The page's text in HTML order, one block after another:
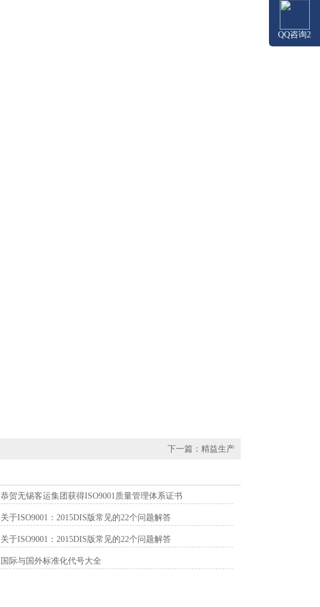
下一篇： 精益生产
恭贺无锡客运集团获得ISO9001质量管理体系证书
关于ISO9001：2015DIS版常见的22个问题解答
关于ISO9001：2015DIS版常见的22个问题解答
国际与国外标准化代号大全
QQ咨询2